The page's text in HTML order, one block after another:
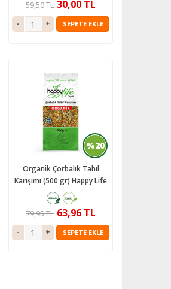
30,00 TL
59,50 TL
SEPETE EKLE
%20
Organik Çorbalık Tahıl
Karışımı (500 gr) Happy Life
63,96 TL
79,95 TL
SEPETE EKLE